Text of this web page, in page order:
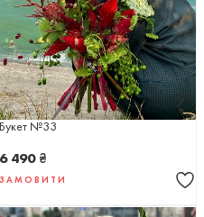
Букет №33
6 490 ₴
ЗАМОВИТИ